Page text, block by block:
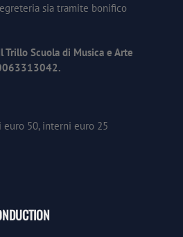
sia tramite bonifico
Trillo Scuola di Musica e Arte
50, interni euro 25